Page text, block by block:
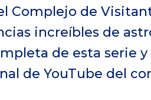
Complejo de
increíbles de
de esta serie y
de YouTube del